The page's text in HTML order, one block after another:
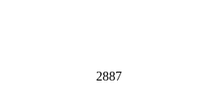
2887